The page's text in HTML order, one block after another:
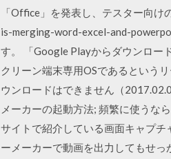
「Office」を発表し、テスター向
is-merging-word-excel-and-
す。 「Google Playからダウンロー
クリーン端末専用OSであるという
ウンロードはできません（
メーカーの起動方法; 頻繁に使うな
サイトで紹介している画面キャプ
ーメーカーで動画を出力してもせ